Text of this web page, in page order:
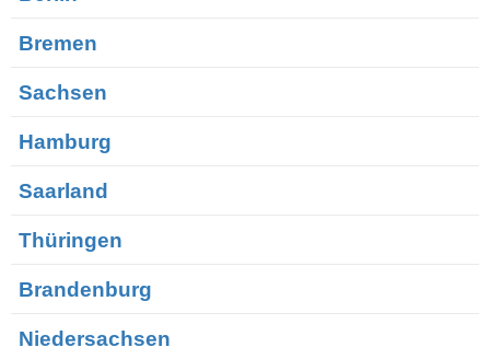
Bremen
Sachsen
Hamburg
Saarland
Thüringen
Brandenburg
Niedersachsen